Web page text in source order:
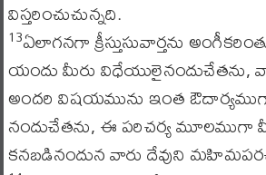
విస్తరించుచున్నది.
13ఏలాగనగా క్రీస్తుసువార్తను
యందు మీరు విధేయులైనందుచేతను,
అందరి విషయమును ఇంత
నందుచేతను, ఈ పరిచర్య
కనబడినందున వారు దేవుని